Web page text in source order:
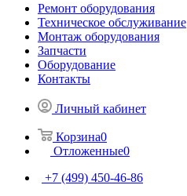
Ремонт оборудования
Техническое обслуживание
Монтаж оборудования
Запчасти
Оборудование
Контакты
Личный кабинет
Корзина0
Отложенные0
+7 (499) 450-46-86